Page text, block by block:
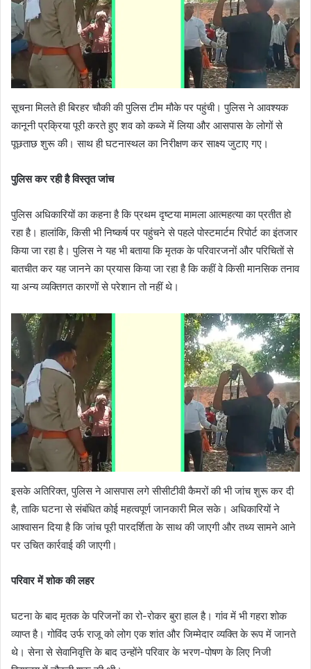
सूचना मिलते ही बिरहर चौकी की पुलिस टीम मौके पर पहुंची। पुलिस ने आवश्यक
कानूनी प्रक्रिया पूरी करते हुए शव को कब्जे में लिया और आसपास के लोगों से
पूछताछ शुरू की। साथ ही घटनास्थल का निरीक्षण कर साक्ष्य जुटाए गए।
पुलिस कर रही है विस्तृत जांच
पुलिस अधिकारियों का कहना है कि प्रथम दृष्टया मामला आत्महत्या का प्रतीत हो
रहा है। हालांकि, किसी भी निष्कर्ष पर पहुंचने से पहले पोस्टमार्टम रिपोर्ट का इंतजार
किया जा रहा है। पुलिस ने यह भी बताया कि मृतक के परिवारजनों और परिचितों से
बातचीत कर यह जानने का प्रयास किया जा रहा है कि कहीं वे किसी मानसिक तनाव
या अन्य व्यक्तिगत कारणों से परेशान तो नहीं थे।
इसके अतिरिक्त, पुलिस ने आसपास लगे सीसीटीवी कैमरों की भी जांच शुरू कर दी
है, ताकि घटना से संबंधित कोई महत्वपूर्ण जानकारी मिल सके। अधिकारियों ने
आश्वासन दिया है कि जांच पूरी पारदर्शिता के साथ की जाएगी और तथ्य सामने आने
पर उचित कार्रवाई की जाएगी।
परिवार में शोक की लहर
घटना के बाद मृतक के परिजनों का रो-रोकर बुरा हाल है। गांव में भी गहरा शोक
व्याप्त है। गोविंद उर्फ राजू को लोग एक शांत और जिम्मेदार व्यक्ति के रूप में जानते
थे। सेना से सेवानिवृत्ति के बाद उन्होंने परिवार के भरण-पोषण के लिए निजी